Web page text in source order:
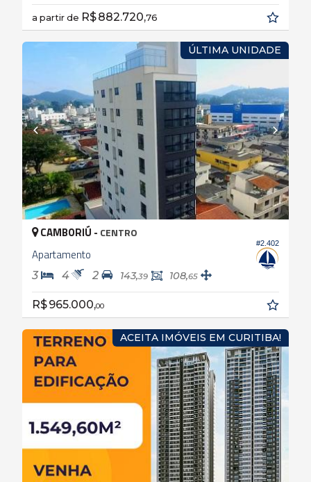
a partir de R$ 882.720,76
ÚLTIMA UNIDADE
#2.402
CAMBORIÚ - CENTRO
Apartamento
3 4 2 143,39 108,65
R$ 965.000,00
ACEITA IMÓVEIS EM CURITIBA!